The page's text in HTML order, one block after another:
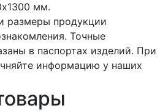
мм.
размеры продукции
Точные
в паспортах изделий. При
информацию у наших